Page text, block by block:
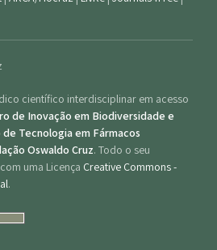
científico interdisciplinar em acesso
de Inovação em Biodiversidade e
Tecnologia em Fármacos
Oswaldo Cruz. Todo o seu
uma Licença Creative Commons -
.